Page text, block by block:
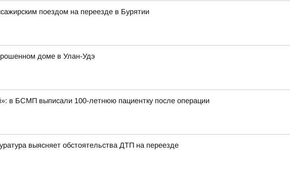
поездом на переезде в Бурятии
доме в Улан-Удэ
в БСМП выписали 100-летнюю пациентку после операции
выясняет обстоятельства ДТП на переезде